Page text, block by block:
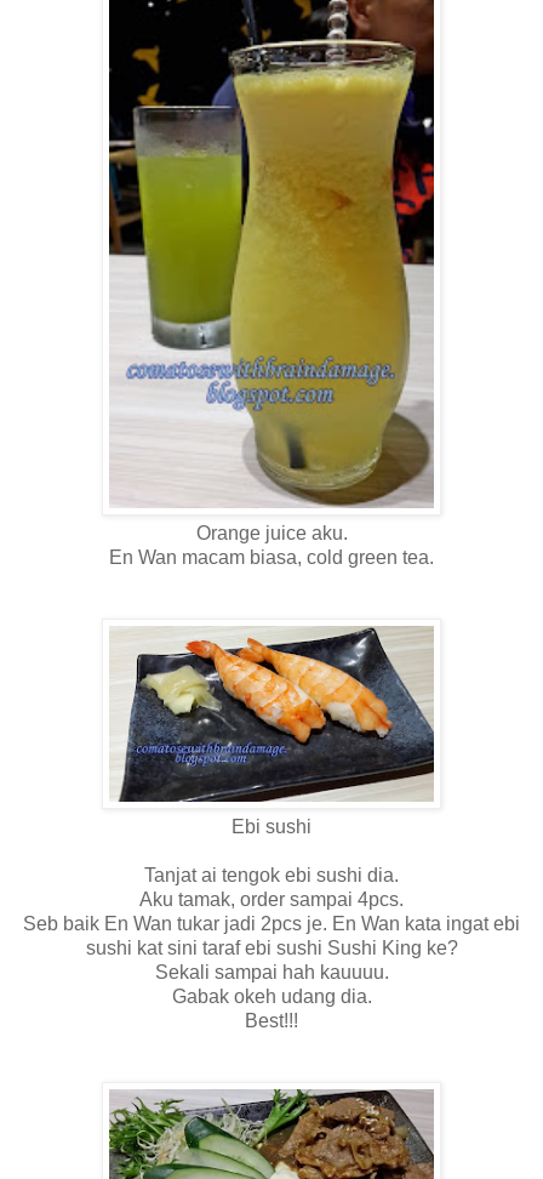
Orange juice aku.
En Wan macam biasa, cold green tea.
Ebi sushi
Tanjat ai tengok ebi sushi dia.
Aku tamak, order sampai 4pcs.
Seb baik En Wan tukar jadi 2pcs je. En Wan kata ingat ebi
sushi kat sini taraf ebi sushi Sushi King ke?
Sekali sampai hah kauuuu.
Gabak okeh udang dia.
Best!!!